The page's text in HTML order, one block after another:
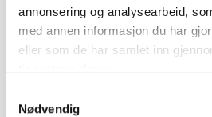
annonsering og analysearbeid,
med annen informasjon du har
eller som de har samlet inn
Nødvendig
• Med blitzkontakter
• Metall og kunstskinntrukket
• Trolig fra 1950-tallet
• Mål: